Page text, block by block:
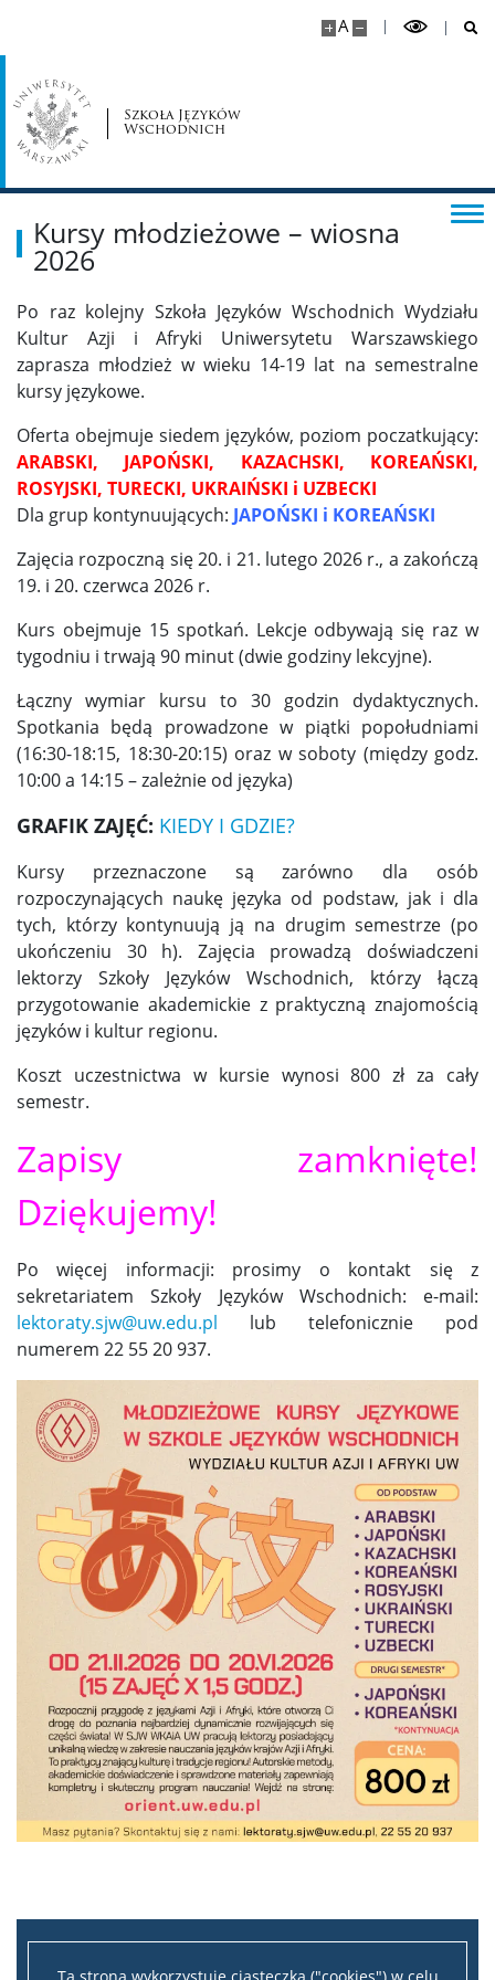
A
Szkoła Języków
Wschodnich
Kursy młodzieżowe – wiosna
2026
Po raz kolejny Szkoła Języków Wschodnich Wydziału
Kultur Azji i Afryki Uniwersytetu Warszawskiego
zaprasza młodzież w wieku 14-19 lat na semestralne
kursy językowe.
Oferta obejmuje siedem języków, poziom poczatkujący:
ARABSKI, JAPOŃSKI, KAZACHSKI, KOREAŃSKI,
ROSYJSKI, TURECKI, UKRAIŃSKI i UZBECKI
Dla grup kontynuujących: JAPOŃSKI i KOREAŃSKI
Zajęcia rozpoczną się 20. i 21. lutego 2026 r., a zakończą
19. i 20. czerwca 2026 r.
Kurs obejmuje 15 spotkań. Lekcje odbywają się raz w
tygodniu i trwają 90 minut (dwie godziny lekcyjne).
Łączny wymiar kursu to 30 godzin dydaktycznych.
Spotkania będą prowadzone w piątki popołudniami
(16:30-18:15, 18:30-20:15) oraz w soboty (między godz.
10:00 a 14:15 – zależnie od języka)
GRAFIK ZAJĘĆ: KIEDY I GDZIE?
Kursy przeznaczone są zarówno dla osób
rozpoczynających naukę języka od podstaw, jak i dla
tych, którzy kontynuują ją na drugim semestrze (po
ukończeniu 30 h). Zajęcia prowadzą doświadczeni
lektorzy Szkoły Języków Wschodnich, którzy łączą
przygotowanie akademickie z praktyczną znajomością
języków i kultur regionu.
Koszt uczestnictwa w kursie wynosi 800 zł za cały
semestr.
Zapisy zamknięte!
Dziękujemy!
Po więcej informacji: prosimy o kontakt się z
sekretariatem Szkoły Języków Wschodnich: e-mail:
lektoraty.sjw@uw.edu.pl lub telefonicznie pod
numerem 22 55 20 937.